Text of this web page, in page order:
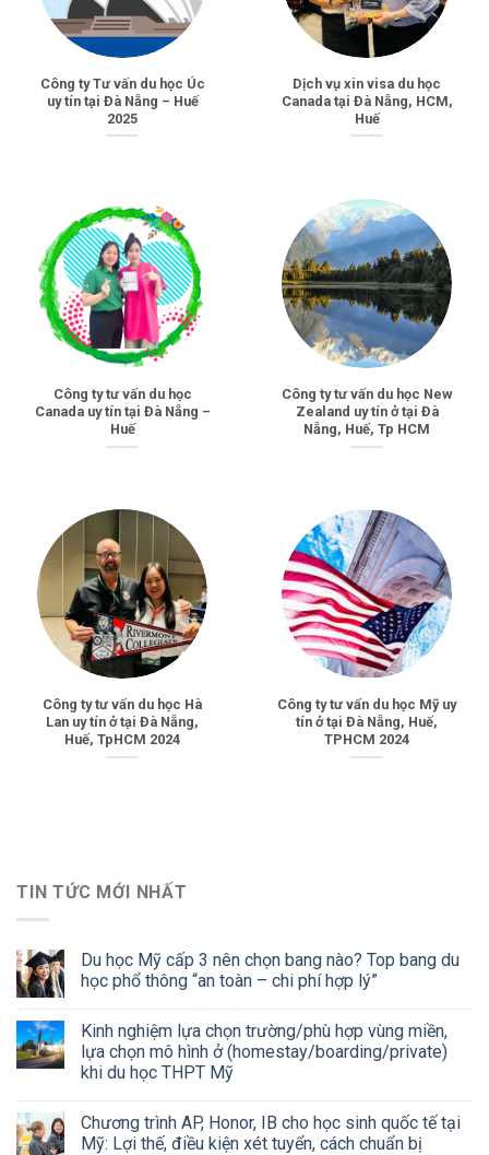
Công ty Tư vấn du học Úc
uy tín tại Đà Nẵng – Huế
2025
Dịch vụ xin visa du học
Canada tại Đà Nẵng, HCM,
Huế
Công ty tư vấn du học
Canada uy tín tại Đà Nẵng –
Huế
Công ty tư vấn du học New
Zealand uy tín ở tại Đà
Nẵng, Huế, Tp HCM
Công ty tư vấn du học Hà
Lan uy tín ở tại Đà Nẵng,
Huế, TpHCM 2024
Công ty tư vấn du học Mỹ uy
tín ở tại Đà Nẵng, Huế,
TPHCM 2024
TIN TỨC MỚI NHẤT
Du học Mỹ cấp 3 nên chọn bang nào? Top bang du
học phổ thông “an toàn – chi phí hợp lý”
Kinh nghiệm lựa chọn trường/phù hợp vùng miền,
lựa chọn mô hình ở (homestay/boarding/private)
khi du học THPT Mỹ
Chương trình AP, Honor, IB cho học sinh quốc tế tại
Mỹ: Lợi thế, điều kiện xét tuyển, cách chuẩn bị